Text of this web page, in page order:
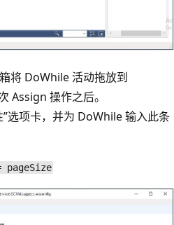
将 DoWhile 活动拖放到
Assign 操作之后。
选项卡，并为 DoWhile 输入此条
pageSize